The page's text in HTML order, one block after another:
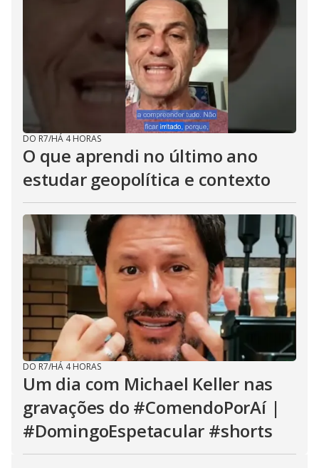
DO R7/HÁ 4 HORAS
O que aprendi no último ano
estudar geopolítica e contexto
DO R7/HÁ 4 HORAS
Um dia com Michael Keller nas
gravações do #ComendoPorAí |
#DomingoEspetacular #shorts